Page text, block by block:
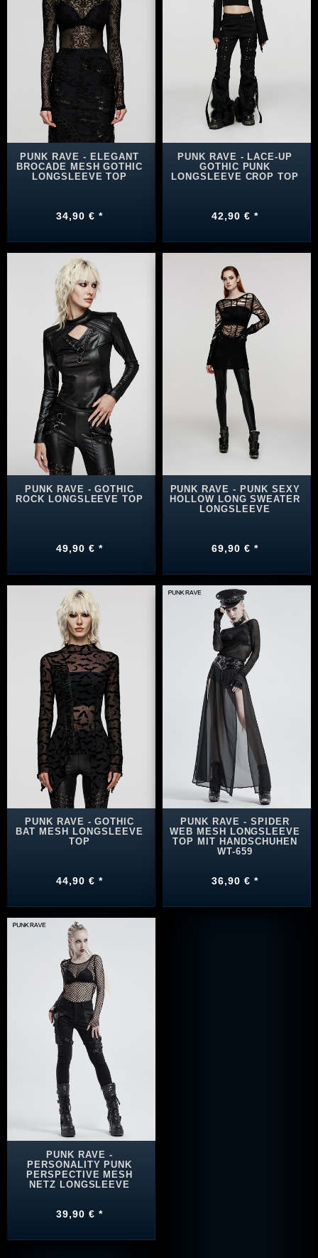
PUNK RAVE - ELEGANT
BROCADE MESH GOTHIC
LONGSLEEVE TOP
34,90 € *
PUNK RAVE - LACE-UP
GOTHIC PUNK
LONGSLEEVE CROP TOP
42,90 € *
PUNK RAVE - GOTHIC
ROCK LONGSLEEVE TOP
49,90 € *
PUNK RAVE - PUNK SEXY
HOLLOW LONG SWEATER
LONGSLEEVE
69,90 € *
PUNK RAVE - GOTHIC
BAT MESH LONGSLEEVE
TOP
44,90 € *
PUNK RAVE - SPIDER
WEB MESH LONGSLEEVE
TOP MIT HANDSCHUHEN
WT-659
36,90 € *
PUNK RAVE -
PERSONALITY PUNK
PERSPECTIVE MESH
NETZ LONGSLEEVE
39,90 € *